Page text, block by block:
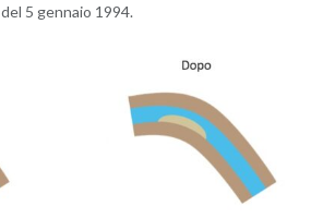
del 5 gen­na­io 1994.